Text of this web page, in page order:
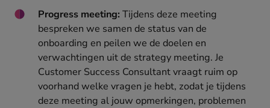
Progress meeting:Tijdens deze meeting
bespreken we samen de status van de
onboarding en peilen we de doelen en
verwachtingen uit de strategy meeting. Je
Customer Success Consultant vraagt ruim op
voorhand welke vragen je hebt, zodat je tijdens
deze meeting al jouw opmerkingen, problemen